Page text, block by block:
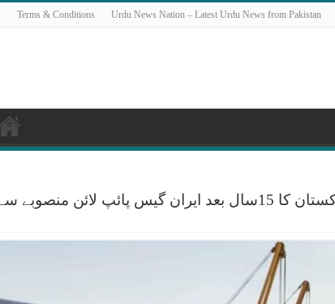
Terms & Conditions Urdu News Nation – Latest Urdu News from Pakistan
پاکستان کا 15سال بعد ایران گیس پائپ لائن منصوبے